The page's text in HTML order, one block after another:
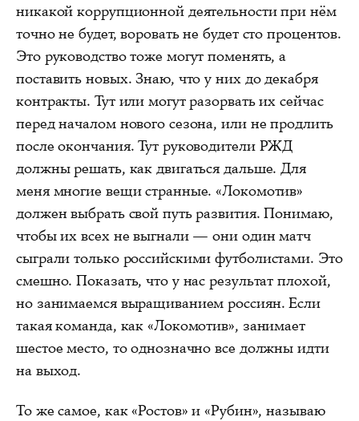
никакой коррупционной деятельности при нём
точно не будет, воровать не будет сто процентов.
Это руководство тоже могут поменять, а
поставить новых. Знаю, что у них до декабря
контракты. Тут или могут разорвать их сейчас
перед началом нового сезона, или не продлить
после окончания. Тут руководители РЖД
должны решать, как двигаться дальше. Для
меня многие вещи странные. «Локомотив»
должен выбрать свой путь развития. Понимаю,
чтобы их всех не выгнали — они один матч
сыграли только российскими футболистами. Это
смешно. Показать, что у нас результат плохой,
но занимаемся выращиванием россиян. Если
такая команда, как «Локомотив», занимает
шестое место, то однозначно все должны идти
на выход.
То же самое, как «Ростов» и «Рубин», называю